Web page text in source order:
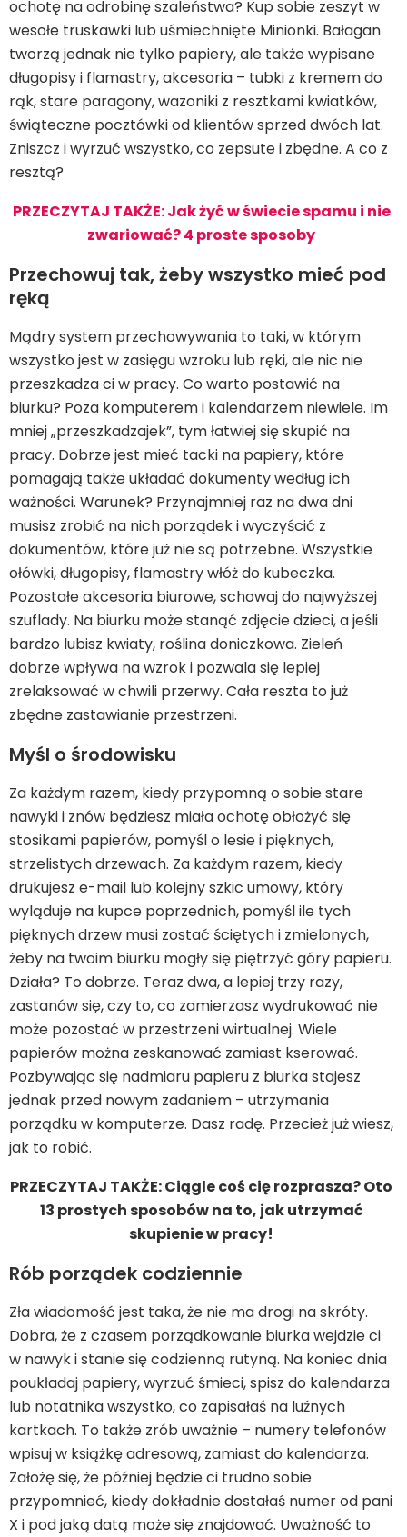
ochotę na odrobinę szaleństwa? Kup sobie zeszyt w
wesołe truskawki lub uśmiechnięte Minionki. Bałagan
tworzą jednak nie tylko papiery, ale także wypisane
długopisy i flamastry, akcesoria – tubki z kremem do
rąk, stare paragony, wazoniki z resztkami kwiatków,
świąteczne pocztówki od klientów sprzed dwóch lat.
Zniszcz i wyrzuć wszystko, co zepsute i zbędne. A co z
resztą?
PRZECZYTAJ TAKŻE: Jak żyć w świecie spamu i nie
zwariować? 4 proste sposoby
Przechowuj tak, żeby wszystko mieć pod
ręką
Mądry system przechowywania to taki, w którym
wszystko jest w zasięgu wzroku lub ręki, ale nic nie
przeszkadza ci w pracy. Co warto postawić na
biurku? Poza komputerem i kalendarzem niewiele. Im
mniej „przeszkadzajek”, tym łatwiej się skupić na
pracy. Dobrze jest mieć tacki na papiery, które
pomagają także układać dokumenty według ich
ważności. Warunek? Przynajmniej raz na dwa dni
musisz zrobić na nich porządek i wyczyścić z
dokumentów, które już nie są potrzebne. Wszystkie
ołówki, długopisy, flamastry włóż do kubeczka.
Pozostałe akcesoria biurowe, schowaj do najwyższej
szuflady. Na biurku może stanąć zdjęcie dzieci, a jeśli
bardzo lubisz kwiaty, roślina doniczkowa. Zieleń
dobrze wpływa na wzrok i pozwala się lepiej
zrelaksować w chwili przerwy. Cała reszta to już
zbędne zastawianie przestrzeni.
Myśl o środowisku
Za każdym razem, kiedy przypomną o sobie stare
nawyki i znów będziesz miała ochotę obłożyć się
stosikami papierów, pomyśl o lesie i pięknych,
strzelistych drzewach. Za każdym razem, kiedy
drukujesz e-mail lub kolejny szkic umowy, który
wyląduje na kupce poprzednich, pomyśl ile tych
pięknych drzew musi zostać ściętych i zmielonych,
żeby na twoim biurku mogły się piętrzyć góry papieru.
Działa? To dobrze. Teraz dwa, a lepiej trzy razy,
zastanów się, czy to, co zamierzasz wydrukować nie
może pozostać w przestrzeni wirtualnej. Wiele
papierów można zeskanować zamiast kserować.
Pozbywając się nadmiaru papieru z biurka stajesz
jednak przed nowym zadaniem – utrzymania
porządku w komputerze. Dasz radę. Przecież już wiesz,
jak to robić.
PRZECZYTAJ TAKŻE: Ciągle coś cię rozprasza? Oto
13 prostych sposobów na to, jak utrzymać
skupienie w pracy!
Rób porządek codziennie
Zła wiadomość jest taka, że nie ma drogi na skróty.
Dobra, że z czasem porządkowanie biurka wejdzie ci
w nawyk i stanie się codzienną rutyną. Na koniec dnia
poukładaj papiery, wyrzuć śmieci, spisz do kalendarza
lub notatnika wszystko, co zapisałaś na luźnych
kartkach. To także zrób uważnie – numery telefonów
wpisuj w książkę adresową, zamiast do kalendarza.
Założę się, że później będzie ci trudno sobie
przypomnieć, kiedy dokładnie dostałaś numer od pani
X i pod jaką datą może się znajdować. Uważność to